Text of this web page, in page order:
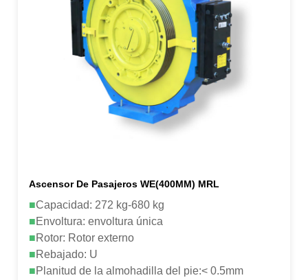
Ascensor De Pasajeros WE(400MM) MRL
■Capacidad: 272 kg-680 kg
■Envoltura: envoltura única
■Rotor: Rotor externo
■Rebajado: U
■Planitud de la almohadilla del pie:< 0.5mm